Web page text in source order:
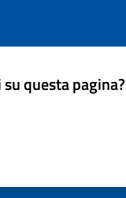
questa pagina?